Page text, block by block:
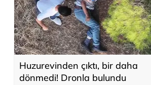
Huzurevinden çıktı, bir daha
dönmedi! Dronla bulundu